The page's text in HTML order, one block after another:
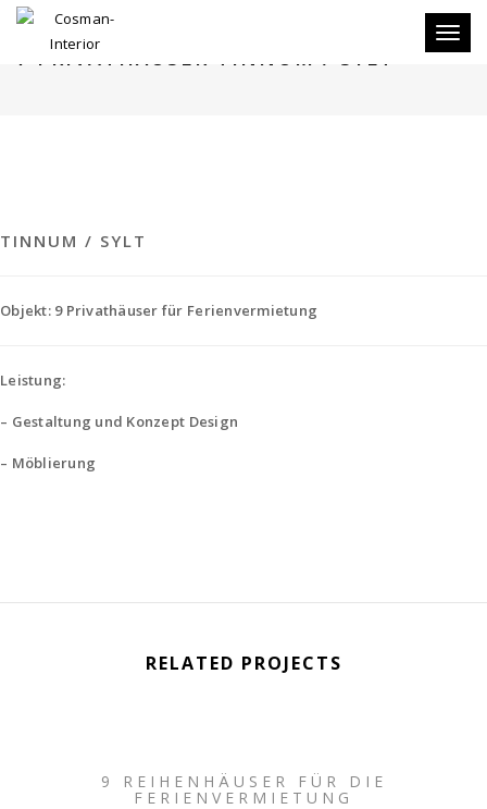
7 PRIVATHÄUSER TINNUM / SYLT
TINNUM / SYLT
Objekt: 9 Privathäuser für Ferienvermietung
Leistung:
– Gestaltung und Konzept Design
– Möblierung
RELATED PROJECTS
9 REIHENHÄUSER FÜR DIE
FERIENVERMIETUNG